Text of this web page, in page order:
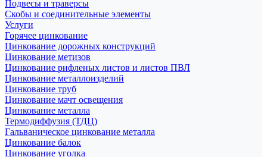
Подвесы и траверсы
Скобы и соединительные элементы
Услуги
Горячее цинкование
Цинкование дорожных конструкций
Цинкование метизов
Цинкование рифленых листов и листов ПВЛ
Цинкование металлоизделий
Цинкование труб
Цинкование мачт освещения
Цинкование металла
Термодиффузия (ТДЦ)
Гальваническое цинкование металла
Цинкование балок
Цинкование уголка